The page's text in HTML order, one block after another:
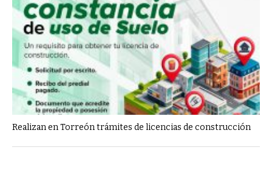
Realizan en Torreón trámites de licencias de construcción